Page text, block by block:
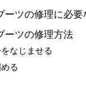
ーツの修理に必要
ーツの修理方法
なじませる
る